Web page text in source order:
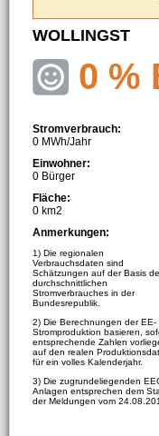
WOLLINGST
0 %
Stromverbrauch:
0 MWh/Jahr
Einwohner:
0 Bürger
Fläche:
0 km2
Anmerkungen:
1) Die regionalen
Verbrauchsdaten sind
Schätzungen auf der Basis
durchschnittlichen
Stromverbrauches in der
Bundesrepublik.
2) Die Berechnungen der EE-
Stromproduktion basieren,
entsprechende Zahlen
auf den realen
für ein volles Kalenderjahr.
3) Die zugrundeliegenden
Anlagen entsprechen dem
der Meldungen vom